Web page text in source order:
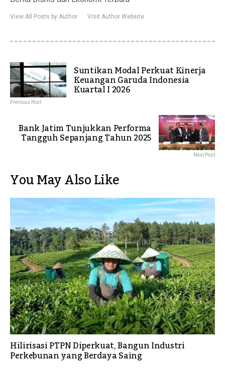
View All Posts by Author Visit Author Website
Suntikan Modal Perkuat Kinerja
Keuangan Garuda Indonesia
Kuartal I 2026
Previous Post
Bank Jatim Tunjukkan Performa
Tangguh Sepanjang Tahun 2025
Next Post
You May Also Like
Hilirisasi PTPN Diperkuat, Bangun Industri
Perkebunan yang Berdaya Saing